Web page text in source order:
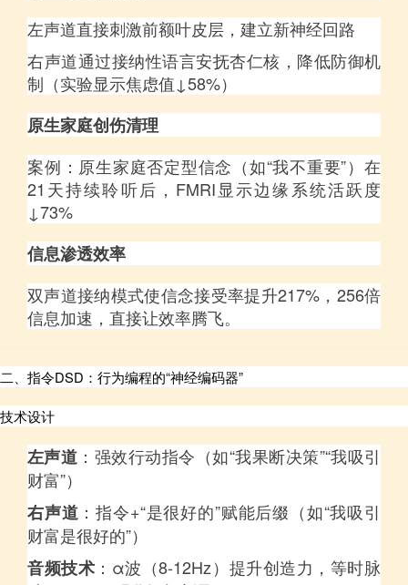
左声道直接刺激前额叶皮层，建立新神经回路
右声道通过接纳性语言安抚杏仁核，降低防御机
制（实验显示焦虑值↓58%）
原生家庭创伤清理
案例：原生家庭否定型信念（如“我不重要”）在
21天持续聆听后，FMRI显示边缘系统活跃度
↓73%
信息渗透效率
双声道接纳模式使信念接受率提升217%，256倍
信息加速，直接让效率腾飞。
二、指令DSD：行为编程的“神经编码器”
技术设计
左声道 ：强效行动指令（如“我果断决策”“我吸引
财富”）
右声道 ：指令+“是很好的”赋能后缀（如“我吸引
财富是很好的”）
音频技术 ：α波（8-12Hz）提升创造力，等时脉